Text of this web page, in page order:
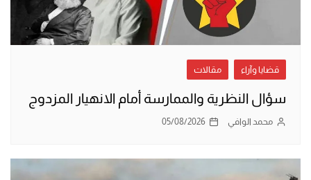
قضايا وآراء مقالات
سؤال النظرية والممارسة أمام الانهيار المزدوج
محمد الوافي 05/08/2026